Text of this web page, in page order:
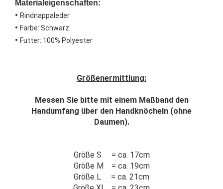
Materialeigenschaften:
• Rindnappaleder
• Farbe: Schwarz
• Futter: 100% Polyester
Größenermittlung:
Messen Sie bitte mit einem Maßband den
Handumfang über den Handknöcheln (ohne
Daumen).
Größe S = ca. 17cm
Größe M = ca. 19cm
Größe L = ca. 21cm